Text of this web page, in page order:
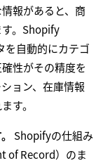
報があると、商
。Shopify
を自動的にカテゴ
性がその精度を
ョン、在庫情報
す。
Shopifyの仕組み
of Record）のま